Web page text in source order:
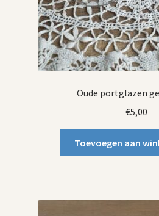
Oude portglazen
€5,00
Toevoegen aan